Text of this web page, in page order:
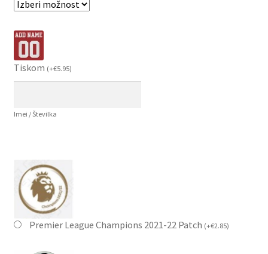
Tiskom (+€5.95)
Imei / Številka
Premier League Champions 2021-22 Patch (+€2.85)